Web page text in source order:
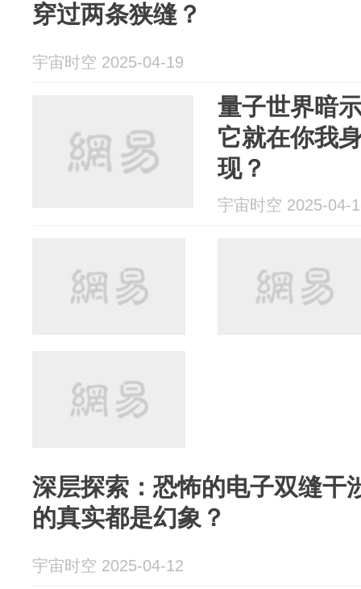
穿过两条狭缝？
宇宙时空 2025-04-19
量子世界暗
它就在你我
现？
宇宙时空 2025-04-
深层探索：恐怖的电子双缝干
的真实都是幻象？
宇宙时空 2025-04-12